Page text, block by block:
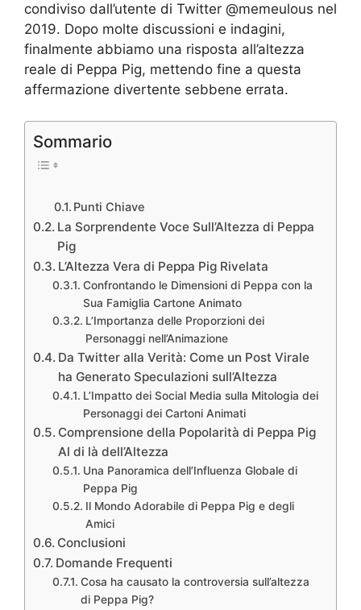
condiviso dall’utente di Twitter @memeulous nel
2019. Dopo molte discussioni e indagini,
finalmente abbiamo una risposta all’altezza
reale di Peppa Pig, mettendo fine a questa
affermazione divertente sebbene errata.
Sommario
Punti Chiave
La Sorprendente Voce Sull’Altezza di Peppa
Pig
L’Altezza Vera di Peppa Pig Rivelata
Confrontando le Dimensioni di Peppa con la
Sua Famiglia Cartone Animato
L’Importanza delle Proporzioni dei
Personaggi nell’Animazione
Da Twitter alla Verità: Come un Post Virale
ha Generato Speculazioni sull’Altezza
L’Impatto dei Social Media sulla Mitologia dei
Personaggi dei Cartoni Animati
Comprensione della Popolarità di Peppa Pig
Al di là dell’Altezza
Una Panoramica dell’Influenza Globale di
Peppa Pig
Il Mondo Adorabile di Peppa Pig e degli
Amici
Conclusioni
Domande Frequenti
Cosa ha causato la controversia sull’altezza
di Peppa Pig?